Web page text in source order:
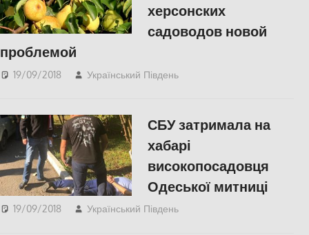
херсонских
садоводов новой
проблемой
19/09/2018 Український Південь
СБУ затримала на
хабарі
високопосадовця
Одеської митниці
19/09/2018 Український Південь